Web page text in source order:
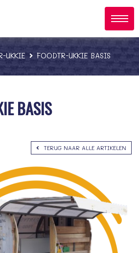
UKKIE FOODTR-UKKIE BASIS
BASIS
TERUG NAAR ALLE ARTIKELEN